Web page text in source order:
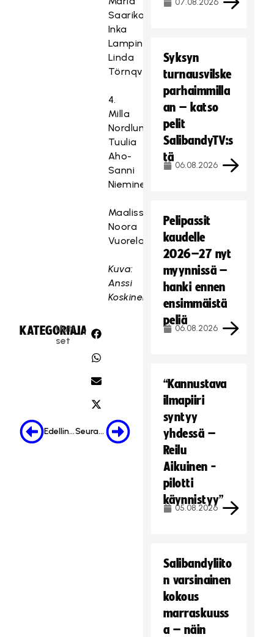
Saarikoski,
Inka
Lampinen-
Linda
Törnqvist
4.
Milla
Nordlund-
Tuulia
Aho-
Sanni
Nieminen
Maalissa
Noora
Vuorela.
Kuva:
Anssi
Koskinen
KATEGORIA:
Uuti
set
JAA:
Edellinen Seuraava
07.08.2026
Syksyn
turnausvilske
parhaimmilla
an – katso
pelit
SalibandyTV:s
tä
06.08.2026
Pelipassit
kaudelle
2026–27 nyt
myynnissä –
hanki ennen
ensimmäistä
peliä
06.08.2026
“Kannustava
ilmapiiri
syntyy
yhdessä –
Reilu
Aikuinen -
pilotti
käynnistyy”
05.08.2026
Salibandyliito
n varsinainen
kokous
marraskuuss
a – näin